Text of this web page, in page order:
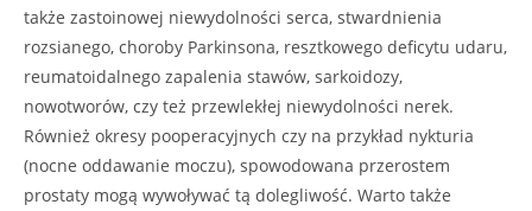
także zastoinowej niewydolności serca, stwardnienia
rozsianego, choroby Parkinsona, resztkowego deficytu udaru,
reumatoidalnego zapalenia stawów, sarkoidozy,
nowotworów, czy też przewlekłej niewydolności nerek.
Również okresy pooperacyjnych czy na przykład nykturia
(nocne oddawanie moczu), spowodowana przerostem
prostaty mogą wywoływać tą dolegliwość. Warto także